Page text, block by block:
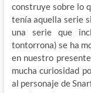
construye sobre lo
tenía aquella serie
una serie que
tontorrona) se ha
en nuestro
mucha curiosidad
al personaje de